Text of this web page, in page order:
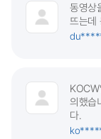
동영상
뜨는데
의했습
다.